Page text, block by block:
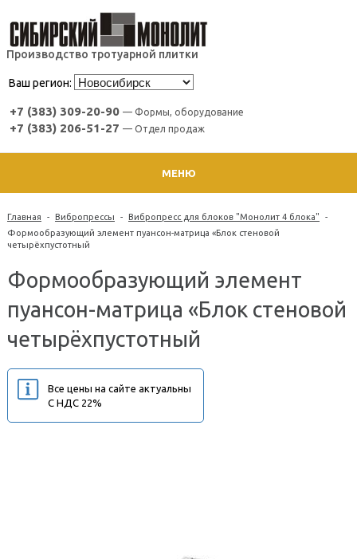
Производство тротуарной плитки
Ваш регион:
+7 (383) 309-20-90 — Формы, оборудование
+7 (383) 206-51-27 — Отдел продаж
МЕНЮ
Главная - Вибропрессы - Вибропресс для блоков "Монолит 4 блока"
-
Формообразующий элемент пуансон-матрица «Блок стеновой
четырёхпустотный
Формообразующий элемент
пуансон-матрица «Блок стеновой
четырёхпустотный
Все цены на сайте актуальны
С НДС 22%